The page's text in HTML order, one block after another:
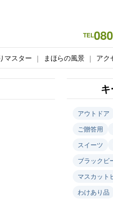
TEL
マスター まほらの風景 アク
アウトドア
ご贈答用
スイーツ
ブラックビ
マスカット
わけあり品